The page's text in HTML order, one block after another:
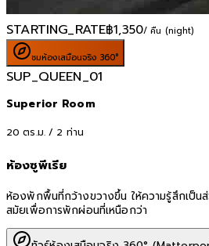
STARTING_RATE฿1,350/ คืน (night)
ชมห้องเสมือนจริง 360°
SUP_QUEEN_01
Superior Room
20 ตร.ม. / 2 ท่าน
ห้องซูพีเรีย
ห้องพักพื้นที่กว้างขวางขึ้น ให้ความรู้สึกเป็
สมัยเพื่อการพักผ่อนที่เหนือกว่า